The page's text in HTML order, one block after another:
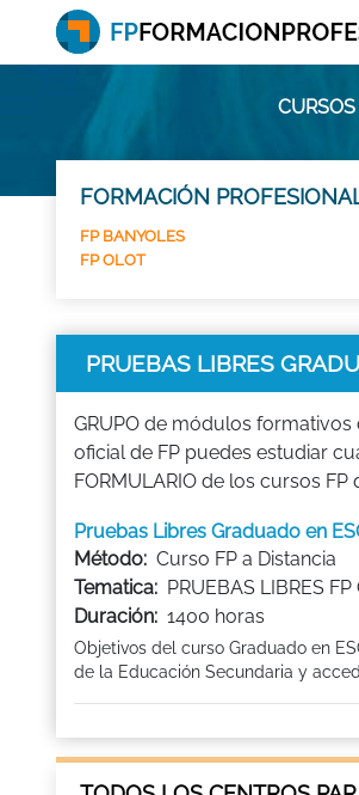
FORMACIÓN
FP BANYOLES
FP OLOT
PRUEBAS LIBRES
GRUPO de módulos formativos
oficial de FP puedes estudiar
FORMULARIO de los cursos
Pruebas Libres Graduado en
Método: Curso FP a Distancia
Tematica: PRUEBAS LIBRES FP
Duración: 1400 horas
Objetivos del curso Graduado en
de la Educación Secundaria y